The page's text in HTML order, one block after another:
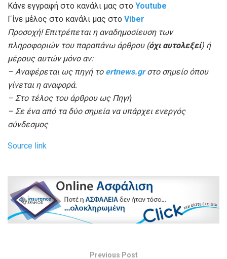
Κάνε εγγραφή στο κανάλι μας στο Youtube
Γίνε μέλος στο κανάλι μας στο Viber
Προσοχή! Επιτρέπεται η αναδημοσίευση των
πληροφοριών του παραπάνω άρθρου (όχι αυτολεξεί) ή
μέρους αυτών μόνο αν:
– Αναφέρεται ως πηγή το ertnews.gr στο σημείο όπου
γίνεται η αναφορά.
– Στο τέλος του άρθρου ως Πηγή
– Σε ένα από τα δύο σημεία να υπάρχει ενεργός
σύνδεσμος
Source link
Previous Post